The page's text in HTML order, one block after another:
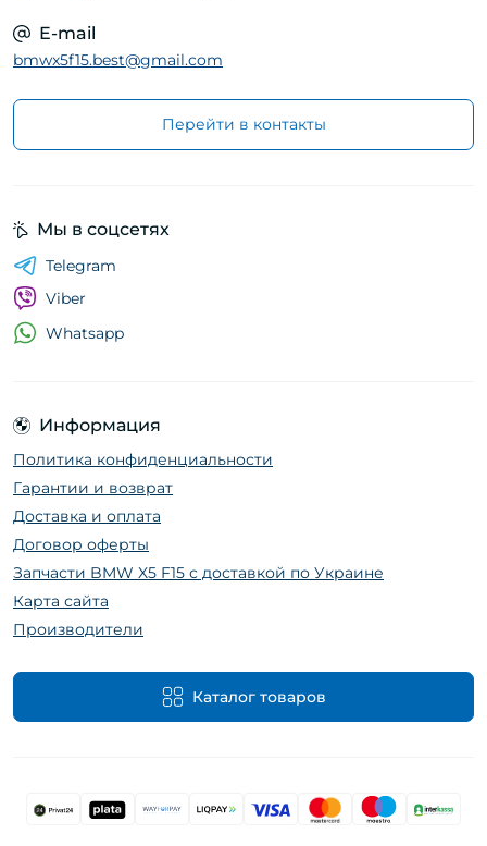
E-mail
bmwx5f15.best@gmail.com
Перейти в контакты
Информация
Политика конфиденциальности
Гарантии и возврат
Доставка и оплата
Договор оферты
Запчасти BMW X5 F15 с доставкой по Украине
Карта сайта
Производители
Каталог товаров
Мы в соцсетях
Telegram
Viber
Whatsapp